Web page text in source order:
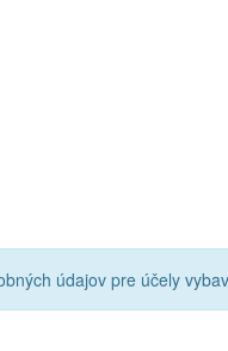
údajov pre účely